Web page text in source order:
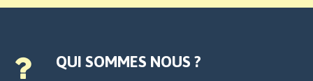
QUI SOMMES NOUS ?